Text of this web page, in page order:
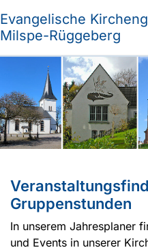
Evangelische
Milspe-Rüggeberg
Gruppenstunden
In unserem Jahresplaner
und Events in unserer